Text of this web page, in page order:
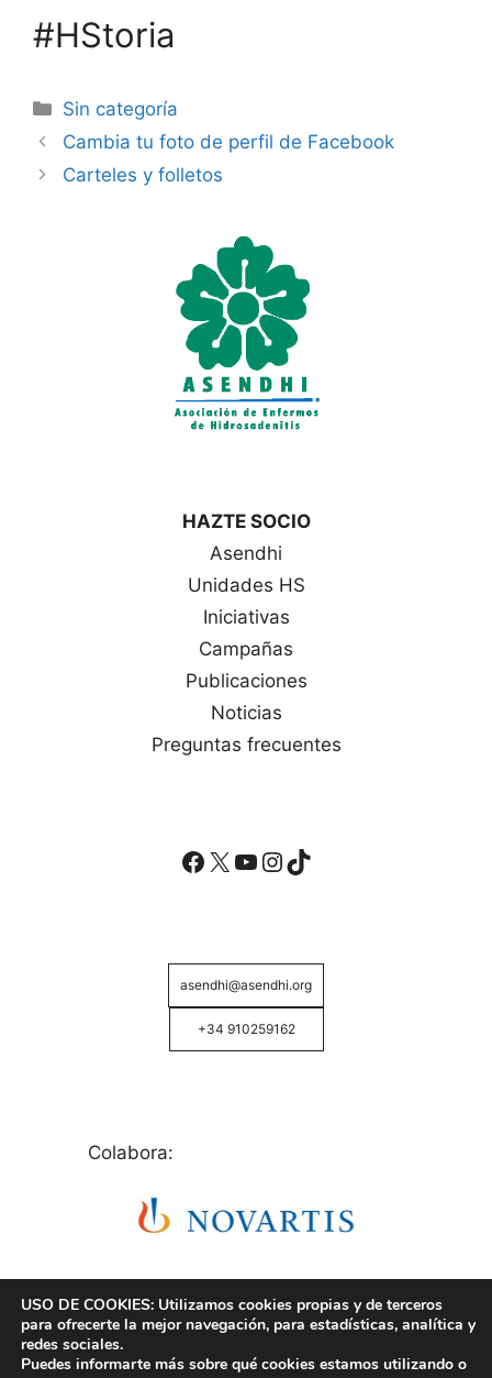
#HStoria
Categorías
Sin categoría
Cambia tu foto de perfil de Facebook
Carteles y folletos
HAZTE SOCIO
Asendhi
Unidades HS
Iniciativas
Campañas
Publicaciones
Noticias
Preguntas frecuentes
Facebook
X YouTube
Instagram
TikTok
asendhi@asendhi.org
+34 910259162
Colabora:
USO DE COOKIES: Utilizamos cookies propias y de terceros
para ofrecerte la mejor navegación, para estadísticas, analítica y
redes sociales.
Puedes informarte más sobre qué cookies estamos utilizando o